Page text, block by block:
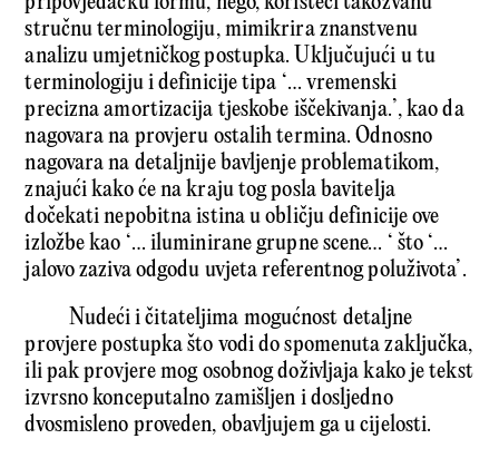
stručnu terminologiju, mimikrira znanstvenu
analizu umjetničkog postupka. Uključujući u tu
terminologiju i definicije tipa ‘… vremenski
precizna amortizacija tjeskobe iščekivanja.’, kao da
nagovara na provjeru ostalih termina. Odnosno
nagovara na detaljnije bavljenje problematikom,
znajući kako će na kraju tog posla bavitelja
dočekati nepobitna istina u obličju definicije ove
izložbe kao ‘… iluminirane grupne scene… ‘ što ‘…
jalovo zaziva odgodu uvjeta referentnog poluživota’.
Nudeći i čitateljima mogućnost detaljne
provjere postupka što vodi do spomenuta zaključka,
ili pak provjere mog osobnog doživljaja kako je tekst
izvrsno konceputalno zamišljen i dosljedno
dvosmisleno proveden, obavljujem ga u cijelosti.